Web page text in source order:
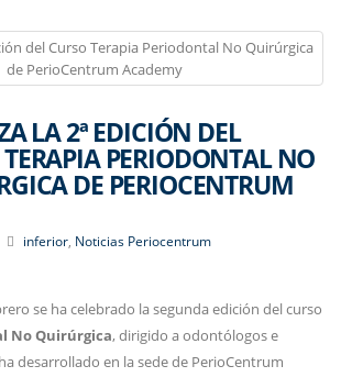
LA 2ª EDICIÓN DEL
TERAPIA PERIODONTAL NO
DE PERIOCENTRUM
inferior Noticias Periocentrum
se ha celebrado la segunda edición del curso
No Quirúrgica, dirigido a odontólogos e
desarrollado en la sede de PerioCentrum